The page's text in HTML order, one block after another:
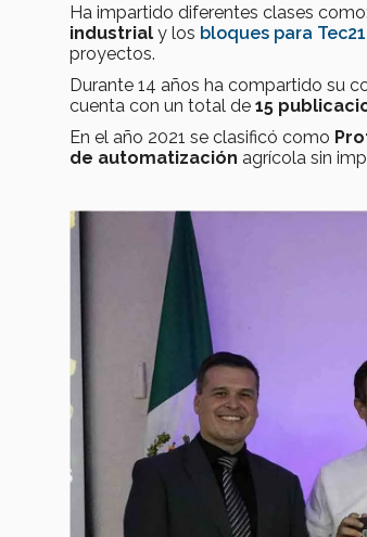
Ha impartido diferentes clases como:
industrial y los bloques para Tec21
proyectos.
Durante 14 años ha compartido su
cuenta con un total de 15
En el año 2021 se clasificó como
de automatización agrícola sin